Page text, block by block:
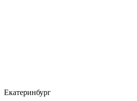
Екатеринбург